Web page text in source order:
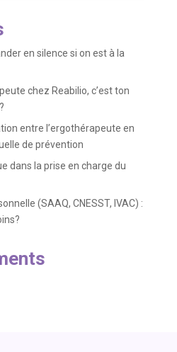
en silence si on est à la
chez Reabilio, c’est ton
entre l’ergothérapeute en
de prévention
dans la prise en charge du
(SAAQ, CNESST, IVAC) :